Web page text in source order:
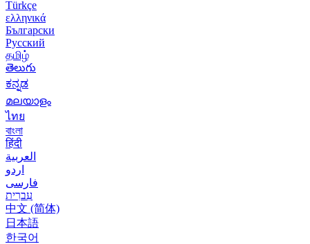
Türkçe
ελληνικά
Български
Русский
தமிழ்
తెలుగు
ಕನ್ನಡ
മലയാളം
ไทย
বাংলা
हिंदी
العربية
اردو
فارسی
עִברִית
中文 (简体)
日本語
한국어